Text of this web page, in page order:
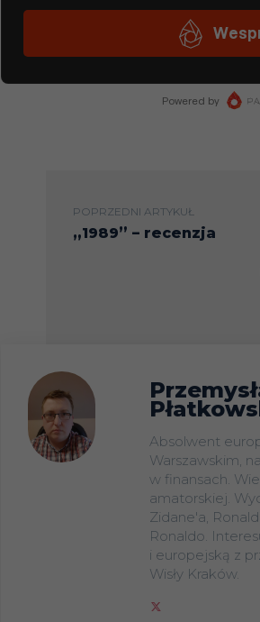
POPRZEDNI ARTYKUŁ
„1989” – recenzja
Absolwent
Warszawskim,
w finansach.
amatorskiej.
Zidane'a,
Ronaldo.
i europejską z
Wisły Kraków.